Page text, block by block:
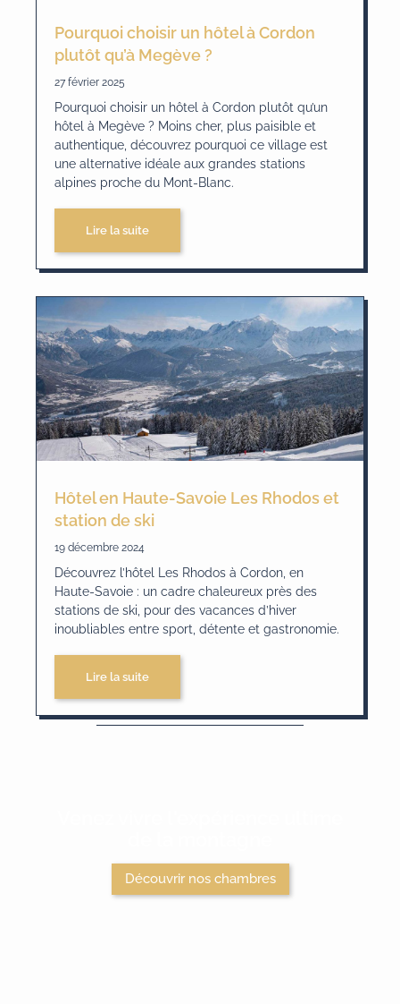
Pourquoi choisir un hôtel à Cordon
plutôt qu’à Megève ?
27 février 2025
Pourquoi choisir un hôtel à Cordon plutôt qu’un
hôtel à Megève ? Moins cher, plus paisible et
authentique, découvrez pourquoi ce village est
une alternative idéale aux grandes stations
alpines proche du Mont-Blanc.
Lire la suite
Hôtel en Haute-Savoie Les Rhodos et
station de ski
19 décembre 2024
Découvrez l’hôtel Les Rhodos à Cordon, en
Haute-Savoie : un cadre chaleureux près des
stations de ski, pour des vacances d’hiver
inoubliables entre sport, détente et gastronomie.
Lire la suite
Découvrir nos chambres